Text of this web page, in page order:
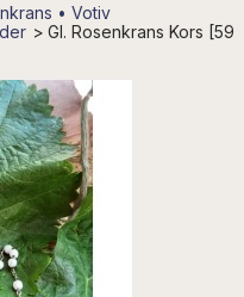
• Votiv
> Gl. Rosenkrans Kors [59